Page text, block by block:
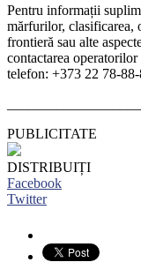
Pentru informații
mărfurilor, clasificarea,
frontieră sau alte
contactarea
telefon: +373 22 78-88-
PUBLICITATE
DISTRIBUIȚI
Facebook
Twitter